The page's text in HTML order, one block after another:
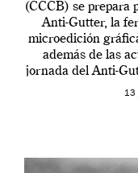
(CCCB) se prepara
Anti-Gutter, la
microedición
además de las
jornada del Anti-
13